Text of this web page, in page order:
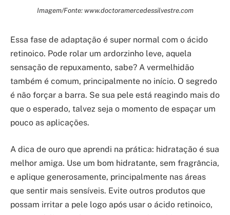
Imagem/Fonte: www.doctoramercedessilvestre.com
Essa fase de adaptação é super normal com o ácido
retinoico. Pode rolar um ardorzinho leve, aquela
sensação de repuxamento, sabe? A vermelhidão
também é comum, principalmente no início. O segredo
é não forçar a barra. Se sua pele está reagindo mais do
que o esperado, talvez seja o momento de espaçar um
pouco as aplicações.
A dica de ouro que aprendi na prática: hidratação é sua
melhor amiga. Use um bom hidratante, sem fragrância,
e aplique generosamente, principalmente nas áreas
que sentir mais sensíveis. Evite outros produtos que
possam irritar a pele logo após usar o ácido retinoico,